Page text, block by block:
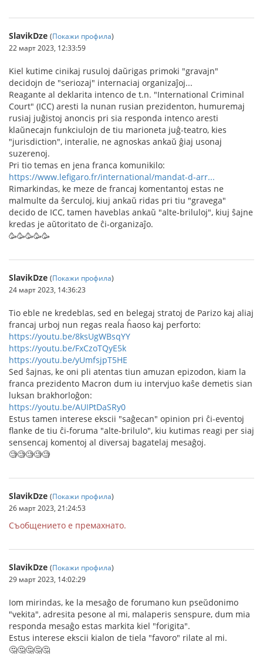
SlavikDze (Покажи профила)
22 март 2023, 12:33:59
Kiel kutime cinikaj rusuloj daŭrigas primoki "gravajn"
decidojn de "seriozaj" internaciaj organizaĵoj...
Reagante al deklarita intenco de t.n. "International Criminal
Court" (ICC) aresti la nunan rusian prezidenton, humuremaj
rusiaj juĝistoj anoncis pri sia responda intenco aresti
klaŭnecajn funkciulojn de tiu marioneta juĝ-teatro, kies
"jurisdiction", interalie, ne agnoskas ankaŭ ĝiaj usonaj
suzerenoj.
Pri tio temas en jena franca komunikilo:
https://www.lefigaro.fr/international/mandat-d-arr...
Rimarkindas, ke meze de francaj komentantoj estas ne
malmulte da ŝerculoj, kiuj ankaŭ ridas pri tiu "gravega"
decido de ICC, tamen haveblas ankaŭ "alte-briluloj", kiuj ŝajne
kredas je aŭtoritato de ĉi-organizaĵo.
🥳🥳🥳🥳🥳
SlavikDze (Покажи профила)
24 март 2023, 14:36:23
Tio eble ne kredeblas, sed en belegaj stratoj de Parizo kaj aliaj
francaj urboj nun regas reala ĥaoso kaj perforto:
https://youtu.be/8ksUgWBsqYY
https://youtu.be/FxCzoTQyE5k
https://youtu.be/yUmfsjpT5HE
Sed ŝajnas, ke oni pli atentas tiun amuzan epizodon, kiam la
franca prezidento Macron dum iu intervjuo kaŝe demetis sian
luksan brakhorloĝon:
https://youtu.be/AUIPtDaSRy0
Estus tamen interese ekscii "saĝecan" opinion pri ĉi-eventoj
flanke de tiu ĉi-foruma "alte-brilulo", kiu kutimas reagi per siaj
sensencaj komentoj al diversaj bagatelaj mesaĝoj.
🧐🧐🧐🧐🧐
SlavikDze (Покажи профила)
26 март 2023, 21:24:53
Съобщението е премахнато.
SlavikDze (Покажи профила)
29 март 2023, 14:02:29
Iom mirindas, ke la mesaĝo de forumano kun pseŭdonimo
"vekita", adresita pesone al mi, malaperis senspure, dum mia
responda mesaĝo estas markita kiel "forigita".
Estus interese ekscii kialon de tiela "favoro" rilate al mi.
🤔🤔🤔🤔🤔